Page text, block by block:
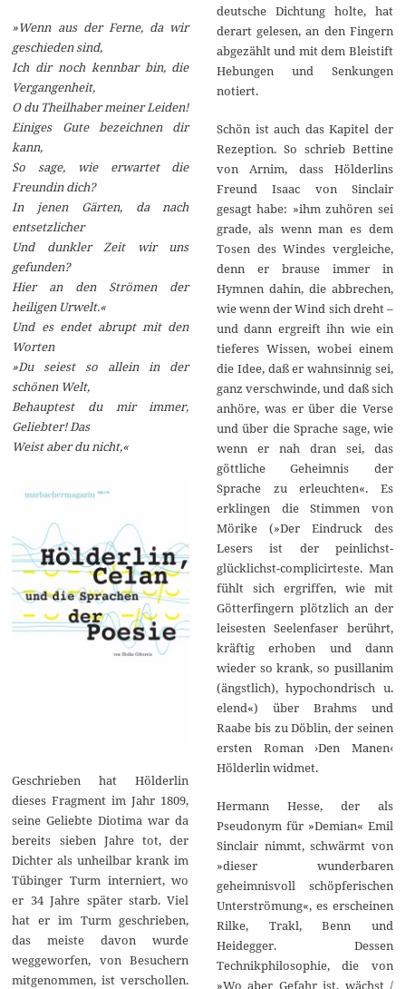
»Wenn aus der Ferne, da wir
geschieden sind,
Ich dir noch kennbar bin, die
Vergangenheit,
O du Theilhaber meiner Leiden!
Einiges Gute bezeichnen dir
kann,
So sage, wie erwartet die
Freundin dich?
In jenen Gärten, da nach
entsetzlicher
Und dunkler Zeit wir uns
gefunden?
Hier an den Strömen der
heiligen Urwelt.«
Und es endet abrupt mit den
Worten
»Du seiest so allein in der
schönen Welt,
Behauptest du mir immer,
Geliebter! Das
Weist aber du nicht,«
Geschrieben hat Hölderlin
dieses Fragment im Jahr 1809,
seine Geliebte Diotima war da
bereits sieben Jahre tot, der
Dichter als unheilbar krank im
Tübinger Turm interniert, wo
er 34 Jahre später starb. Viel
hat er im Turm geschrieben,
das meiste davon wurde
weggeworfen, von Besuchern
mitgenommen, ist verschollen.
deutsche Dichtung holte, hat
derart gelesen, an den Fingern
abgezählt und mit dem Bleistift
Hebungen und Senkungen
notiert.
Schön ist auch das Kapitel der
Rezeption. So schrieb Bettine
von Arnim, dass Hölderlins
Freund Isaac von Sinclair
gesagt habe: »ihm zuhören sei
grade, als wenn man es dem
Tosen des Windes vergleiche,
denn er brause immer in
Hymnen dahin, die abbrechen,
wie wenn der Wind sich dreht –
und dann ergreift ihn wie ein
tieferes Wissen, wobei einem
die Idee, daß er wahnsinnig sei,
ganz verschwinde, und daß sich
anhöre, was er über die Verse
und über die Sprache sage, wie
wenn er nah dran sei, das
göttliche Geheimnis der
Sprache zu erleuchten«. Es
erklingen die Stimmen von
Mörike (»Der Eindruck des
Lesers ist der peinlichst-
glücklichst-complicirteste. Man
fühlt sich ergriffen, wie mit
Götterfingern plötzlich an der
leisesten Seelenfaser berührt,
kräftig erhoben und dann
wieder so krank, so pusillanim
(ängstlich), hypochondrisch u.
elend«) über Brahms und
Raabe bis zu Döblin, der seinen
ersten Roman ›Den Manen‹
Hölderlin widmet.
Hermann Hesse, der als
Pseudonym für »Demian« Emil
Sinclair nimmt, schwärmt von
»dieser wunderbaren
geheimnisvoll schöpferischen
Unterströmung«, es erscheinen
Rilke, Trakl, Benn und
Heidegger. Dessen
Technikphilosophie, die von
»Wo aber Gefahr ist, wächst /